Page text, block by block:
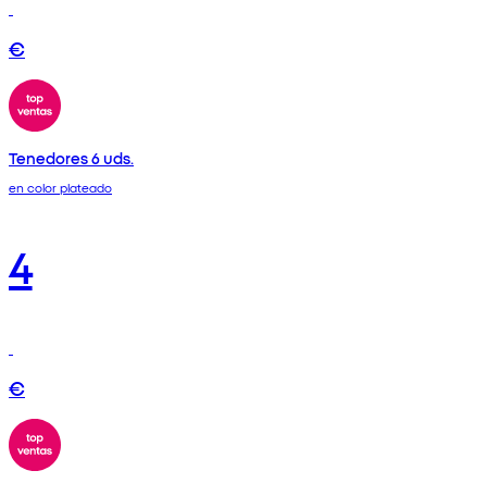
€
Tenedores 6 uds.
en color plateado
4
€